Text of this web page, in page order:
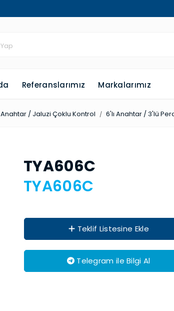
Referanslarımız Markalarımız
Anahtar / Jaluzi Çoklu Kontrol 6'lı Anahtar / 3'lü
TYA606C
TYA606C
Teklif Listesine Ekle
Telegram ile Bilgi Al